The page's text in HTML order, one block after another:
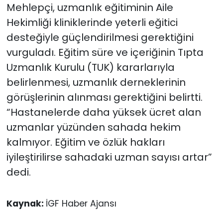
Mehlepçi, uzmanlık eğitiminin Aile
Hekimliği kliniklerinde yeterli eğitici
desteğiyle güçlendirilmesi gerektiğini
vurguladı. Eğitim süre ve içeriğinin Tıpta
Uzmanlık Kurulu (TUK) kararlarıyla
belirlenmesi, uzmanlık derneklerinin
görüşlerinin alınması gerektiğini belirtti.
“Hastanelerde daha yüksek ücret alan
uzmanlar yüzünden sahada hekim
kalmıyor. Eğitim ve özlük hakları
iyileştirilirse sahadaki uzman sayısı artar”
dedi.
Kaynak: İGF Haber Ajansı